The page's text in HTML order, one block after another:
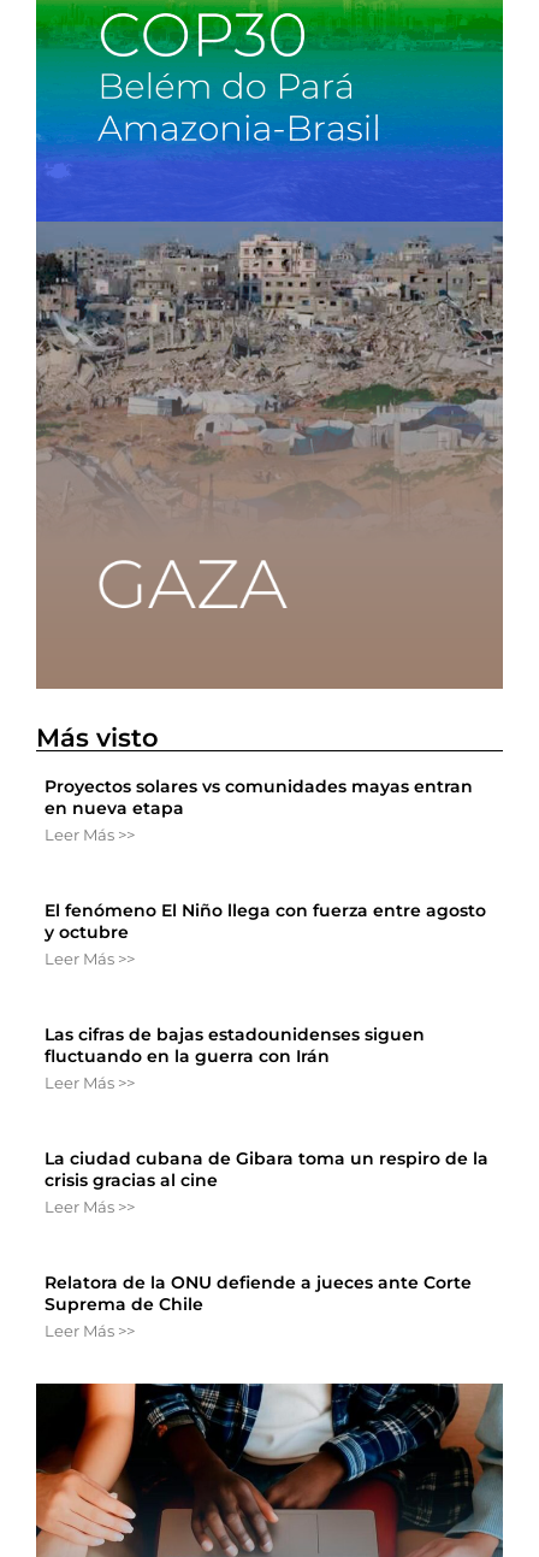
Más visto
Proyectos solares vs comunidades mayas entran
en nueva etapa
Leer Más >>
El fenómeno El Niño llega con fuerza entre agosto
y octubre
Leer Más >>
Las cifras de bajas estadounidenses siguen
fluctuando en la guerra con Irán
Leer Más >>
La ciudad cubana de Gibara toma un respiro de la
crisis gracias al cine
Leer Más >>
Relatora de la ONU defiende a jueces ante Corte
Suprema de Chile
Leer Más >>